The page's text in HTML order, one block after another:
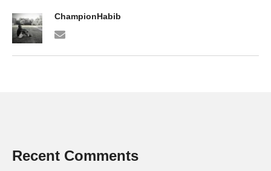
ChampionHabib
Recent Comments